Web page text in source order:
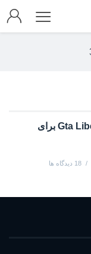
Gta Liberty City Stories برای
18 دیدگاه ها